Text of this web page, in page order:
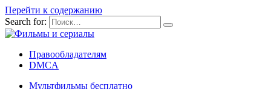
Перейти к содержанию
Search for:
Правообладателям
DMCA
Мультфильмы бесплатно